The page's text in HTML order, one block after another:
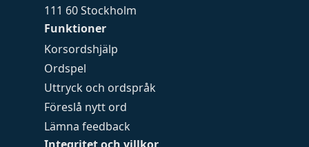
Funktioner
Korsordshjälp
Ordspel
Uttryck och ordspråk
Föreslå nytt ord
Lämna feedback
111 60 Stockholm